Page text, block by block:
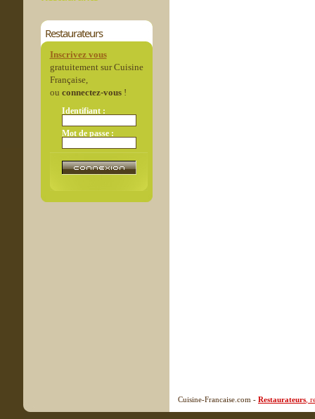
Restaurateurs
Inscrivez vous
gratuitement sur Cuisine
Française,
ou connectez-vous!
Identifiant :
Mot de passe :
Cuisine-Francaise.com - Restaurateurs ,